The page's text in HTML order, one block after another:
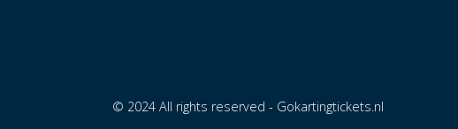
© 2024 All rights reserved - Gokartingtickets.nl